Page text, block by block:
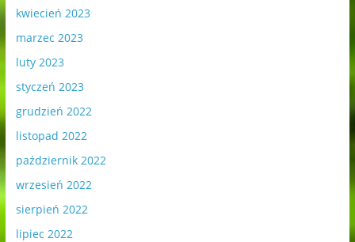
kwiecień 2023
marzec 2023
luty 2023
styczeń 2023
grudzień 2022
listopad 2022
październik 2022
wrzesień 2022
sierpień 2022
lipiec 2022